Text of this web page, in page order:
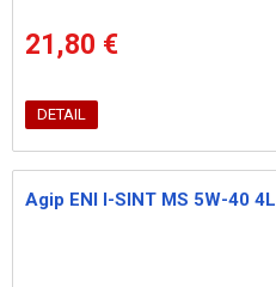
21,80 €
DETAIL
Agip ENI I-SINT MS 5W-40 4L